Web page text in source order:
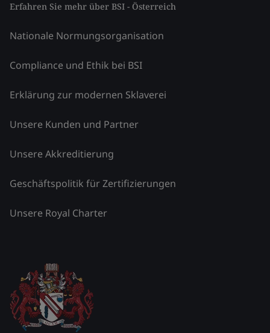
Erfahren Sie mehr über BSI - Österreich
Nationale Normungsorganisation
Compliance und Ethik bei BSI
Erklärung zur modernen Sklaverei
Unsere Kunden und Partner
Unsere Akkreditierung
Geschäftspolitik für Zertifizierungen
Unsere Royal Charter